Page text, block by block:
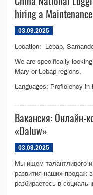
hiring a
03.09.2025
Location: Lebap,
We are specifically
Mary or Lebap regions.
Languages: Proficiency in
Вакансия: Онлайн-
«Daluw»
03.09.2025
Мы ищем талантливого и
развития наших продаж
разбираетесь в